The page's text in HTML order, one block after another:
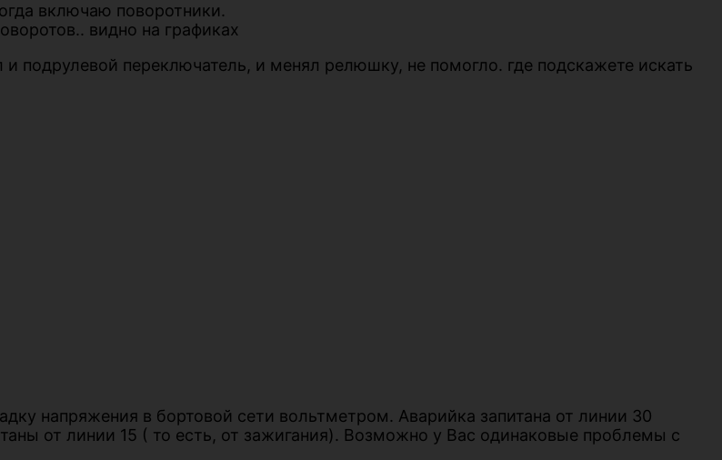
включаю поворотники.
видно на графиках
подрулевой переключатель, и менял релюшку, не помогло. где подскажете искать
напряжения в бортовой сети вольтметром. Аварийка запитана от линии 30
от линии 15 ( то есть, от зажигания). Возможно у Вас одинаковые проблемы с